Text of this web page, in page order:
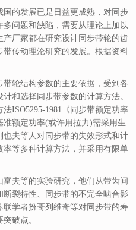
的发展已是日益更成熟，对同步
问题和缺陷，需要从理论上加以
产厂家都在研究设计同步带轮的齿
传动理沦研究的发展。根据资料
轮结构参数的主要依据，受到各
和选择同步带参数的计算方法。
法ISO5295-1981《同步带额定功率
额定功率(或许用拉力)需采用生
夫等人对同步带的失效形式和计
等多种计算方法，并采用有限单
夫等的实验研究，他们从带齿间
裂特性、同步带的不完全啮合影
联学者扮哥列维奇等对同步带的寿
破点。